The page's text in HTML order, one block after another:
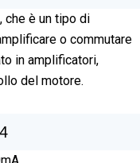
che è un tipo di
o commutare
in amplificatori,
del motore.